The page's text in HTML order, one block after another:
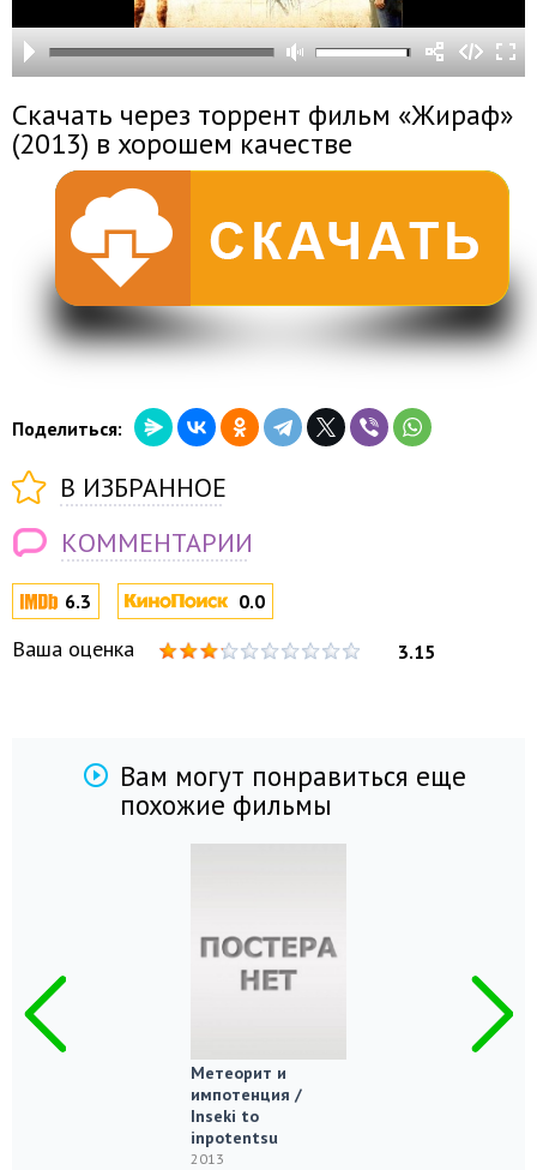
6.3 0.0
Ваша оценка 3.15
Скачать через торрент фильм «Жираф»
(2013) в хорошем качестве
Поделиться:
В ИЗБРАННОЕ
КОММЕНТАРИИ
Вам могут понравиться еще
похожие фильмы
Метеорит и
импотенция /
Inseki to
inpotentsu
2013